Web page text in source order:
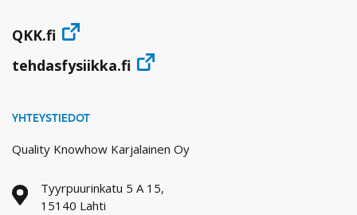
QKK.fi
tehdasfysiikka.fi
YHTEYSTIEDOT
Quality Knowhow Karjalainen Oy
Tyyrpuurinkatu 5 A 15,
15140 Lahti